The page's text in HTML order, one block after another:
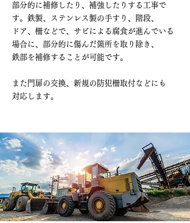
部分的に補修したり、補強したりする工事で
す。鉄製、ステンレス製の手すり、階段、
ドア、柵などで、サビによる腐食が進んでいる
場合に、部分的に傷んだ箇所を取り除き、
鉄部を補修することが可能です。
また門扉の交換、新規の防犯柵取付などにも
対応します。